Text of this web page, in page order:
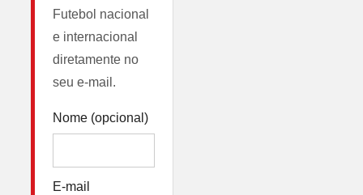
Futebol nacional
e internacional
diretamente no
seu e-mail.
Nome (opcional)
E-mail